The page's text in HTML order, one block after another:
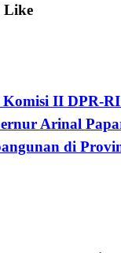
Like
II DPR-
Arinal
di